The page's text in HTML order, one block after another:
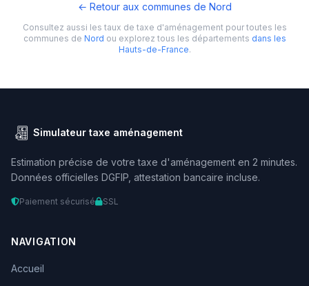
← Retour aux communes de Nord
Consultez aussi les taux de taxe d'aménagement pour toutes les
communes de Nord ou explorez tous les départements dans les
Hauts-de-France.
Simulateur taxe aménagement
Estimation précise de votre taxe d'aménagement en 2 minutes.
Données officielles DGFIP, attestation bancaire incluse.
Paiement sécurisé SSL
NAVIGATION
Accueil